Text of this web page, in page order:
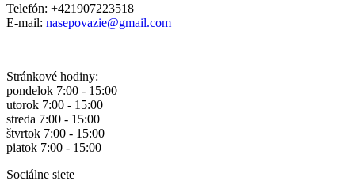
Telefón: +421907223518
E-mail: nasepovazie@gmail.com
Stránkové hodiny:
pondelok 7:00 - 15:00
utorok 7:00 - 15:00
streda 7:00 - 15:00
štvrtok 7:00 - 15:00
piatok 7:00 - 15:00
Sociálne siete